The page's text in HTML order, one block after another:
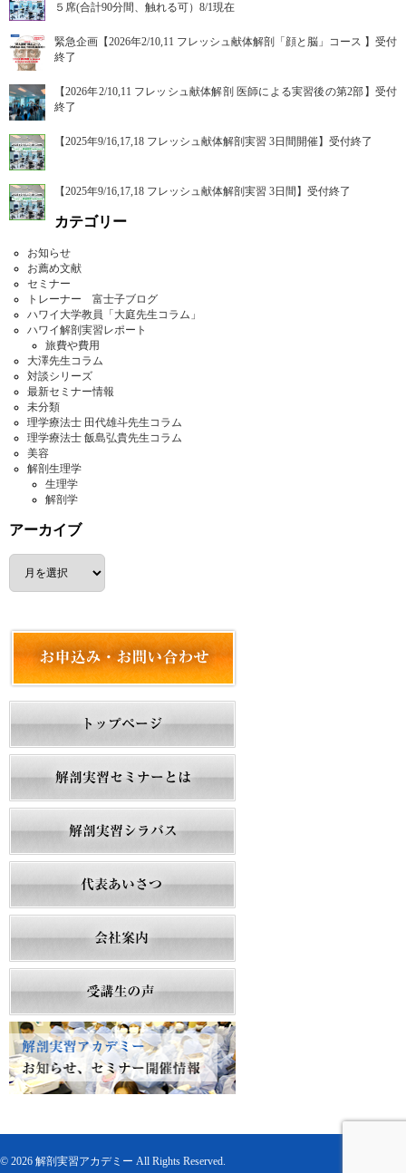
５席(合計90分間、触れる可）8/1現在
緊急企画【2026年2/10,11 フレッシュ献体解剖「顔と脳」コース 】受付
終了
【2026年2/10,11 フレッシュ献体解剖 医師による実習後の第2部】受付
終了
【2025年9/16,17,18 フレッシュ献体解剖実習 3日間開催】受付終了
【2025年9/16,17,18 フレッシュ献体解剖実習 3日間】受付終了
カテゴリー
お知らせ
お薦め文献
セミナー
トレーナー 富士子ブログ
ハワイ大学教員「大庭先生コラム」
ハワイ解剖実習レポート
旅費や費用
大澤先生コラム
対談シリーズ
最新セミナー情報
未分類
理学療法士 田代雄斗先生コラム
理学療法士 飯島弘貴先生コラム
美容
解剖生理学
生理学
解剖学
アーカイブ
ア
カ
© 2026 解剖実習アカデミー All Rights Reserved.